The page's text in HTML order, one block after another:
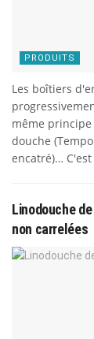
PRODUITS
Les boîtiers
même
douche
encatré)…
Linodouche
non carrelées